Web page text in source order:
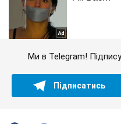
Ми в Telegram!
Підписатись